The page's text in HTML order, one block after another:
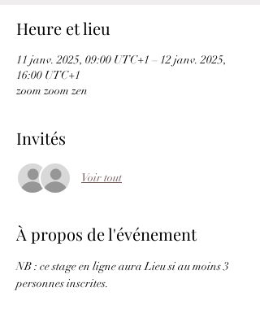
Heure et lieu
11 janv. 2025, 09:00 UTC+1 – 12 janv. 2025,
16:00 UTC+1
zoom zoom zen
Invités
Voir tout
À propos de l'événement
NB : ce stage en ligne aura Lieu si au moins 3
personnes inscrites.